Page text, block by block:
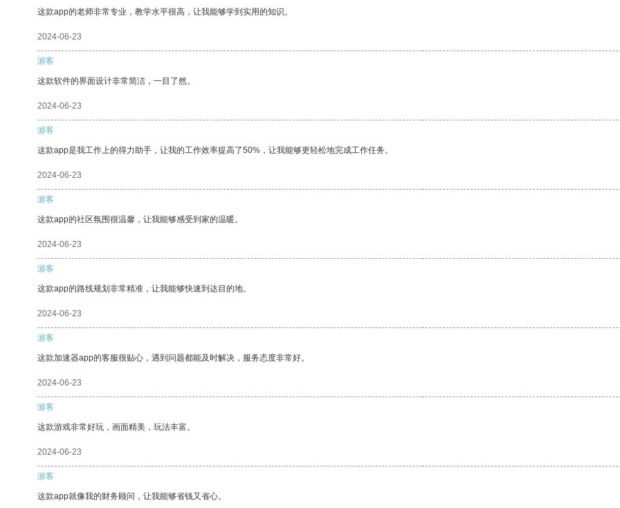
这款app的老师非常专业，教学水平很高，让我能够学到实用的知识。
2024-06-23
游客
这款软件的界面设计非常简洁，一目了然。
2024-06-23
游客
这款app是我工作上的得力助手，让我的工作效率提高了50%，让我能够更轻松地完成工作任务。
2024-06-23
游客
这款app的社区氛围很温馨，让我能够感受到家的温暖。
2024-06-23
游客
这款app的路线规划非常精准，让我能够快速到达目的地。
2024-06-23
游客
这款加速器app的客服很贴心，遇到问题都能及时解决，服务态度非常好。
2024-06-23
游客
这款游戏非常好玩，画面精美，玩法丰富。
2024-06-23
游客
这款app就像我的财务顾问，让我能够省钱又省心。